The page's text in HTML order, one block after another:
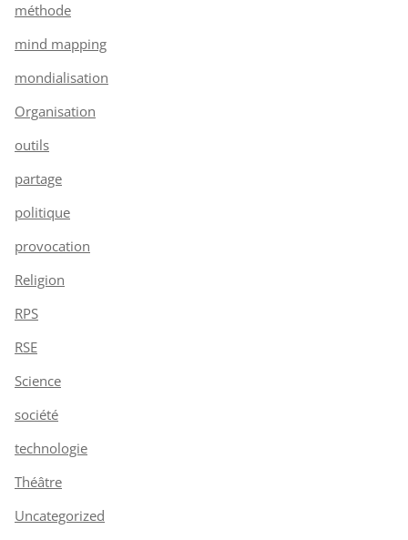
méthode
mind mapping
mondialisation
Organisation
outils
partage
politique
provocation
Religion
RPS
RSE
Science
société
technologie
Théâtre
Uncategorized